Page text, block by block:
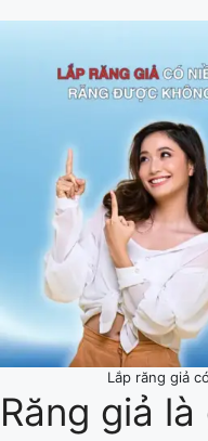
Lắp răng giả
Răng giả là